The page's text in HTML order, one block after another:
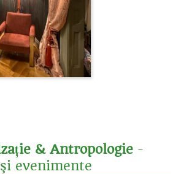
& Antropologie -
evenimente